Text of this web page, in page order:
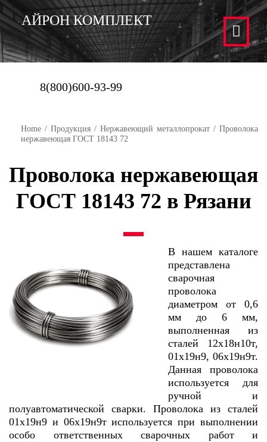
АЙРОН КОМПЛЕКТ
8(800)600-93-99
Home / Продукция / Нержавеющий металлопрокат / Проволока
нержавеющая ГОСТ 18143 72
Проволока нержавеющая
ГОСТ 18143 72 в Рязани
В нашем каталоге
представлена
сварочная
проволока
диаметром от 0,6
мм до 6 мм,
выполненная из
сталей 12х18н10т,
01х19н9, 06х19н9т.
Данная проволока
используется для
ручной и
полуавтоматической сварки. Проволока из сталей
01х19н9 и 06х19н9т используется при выполнении
особо ответственных сварочных работ и